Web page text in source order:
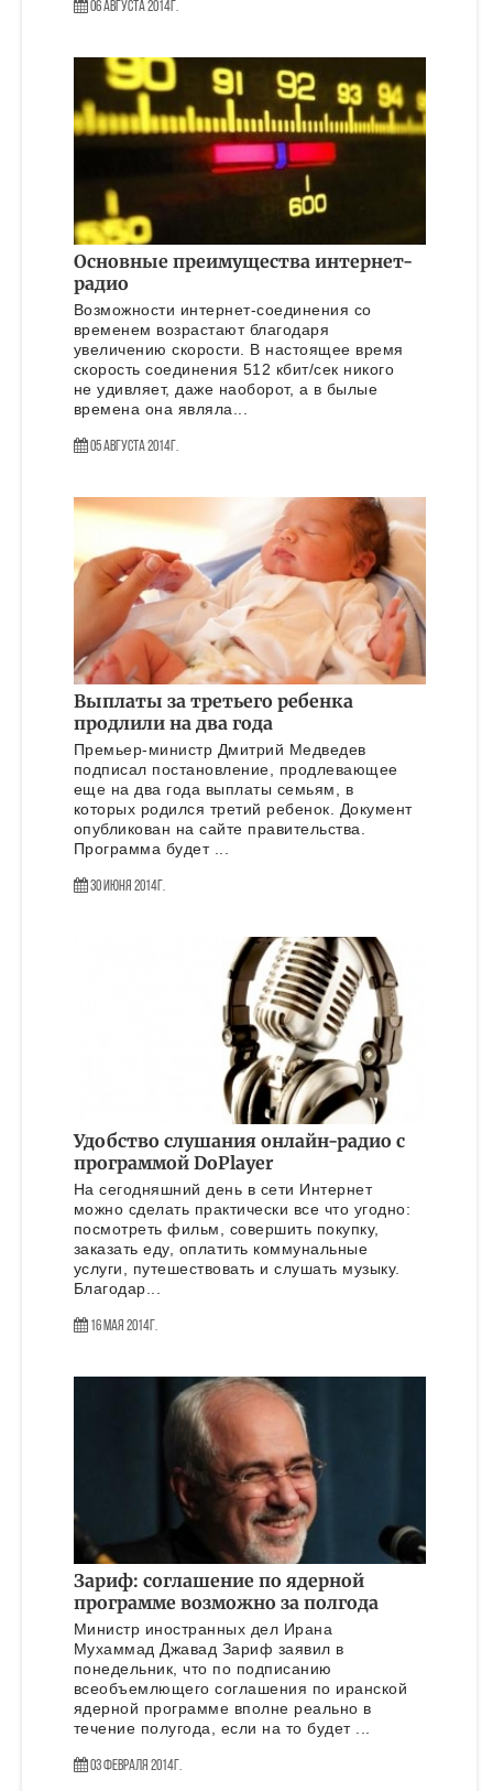
06 Августа 2014г.
Основные преимущества интернет-
радио
Возможности интернет-соединения со
временем возрастают благодаря
увеличению скорости. В настоящее время
скорость соединения 512 кбит/сек никого
не удивляет, даже наоборот, а в былые
времена она являла...
05 Августа 2014г.
Выплаты за третьего ребенка
продлили на два года
Премьер-министр Дмитрий Медведев
подписал постановление, продлевающее
еще на два года выплаты семьям, в
которых родился третий ребенок. Документ
опубликован на сайте правительства.
Программа будет ...
30 Июня 2014г.
Удобство слушания онлайн-радио с
программой DoPlayer
На сегодняшний день в сети Интернет
можно сделать практически все что угодно:
посмотреть фильм, совершить покупку,
заказать еду, оплатить коммунальные
услуги, путешествовать и слушать музыку.
Благодар...
16 Мая 2014г.
Зариф: соглашение по ядерной
программе возможно за полгода
Министр иностранных дел Ирана
Мухаммад Джавад Зариф заявил в
понедельник, что по подписанию
всеобъемлющего соглашения по иранской
ядерной программе вполне реально в
течение полугода, если на то будет ...
03 Февраля 2014г.